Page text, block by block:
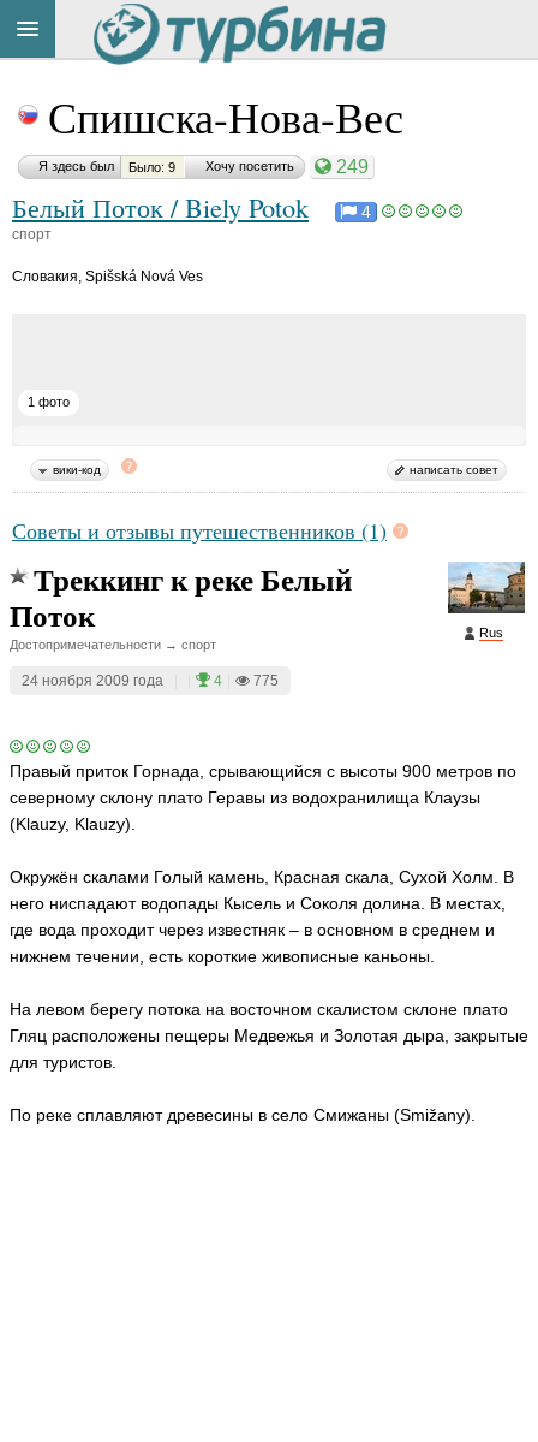
Спишска-Нова-Вес
Я здесь был Было: 9 Хочу посетить 249
Белый Поток / Biely Potok 4
спорт
Словакия, Spišská Nová Ves
1 фото
вики-код написать совет
Советы и отзывы путешественников (1)
Rus
Треккинг к реке Белый
Поток
Достопримечательности → спорт
24 ноября 2009 года 4 775
Правый приток Горнада, срывающийся с высоты 900 метров по
северному склону плато Геравы из водохранилища Клаузы
(Klauzy, Klauzy).
Окружён скалами Голый камень, Красная скала, Сухой Холм. В
него ниспадают водопады Кысель и Соколя долина. В местах,
где вода проходит через известняк – в основном в среднем и
нижнем течении, есть короткие живописные каньоны.
На левом берегу потока на восточном скалистом склоне плато
Гляц расположены пещеры Медвежья и Золотая дыра, закрытые
для туристов.
По реке сплавляют древесины в село Смижаны (Smižany).
на
сайте: